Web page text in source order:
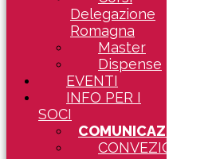
Delegazione
Romagna
Master
Dispense
EVENTI
INFO PER I
SOCI
COMUNICAZIONI
CONVEZIONI